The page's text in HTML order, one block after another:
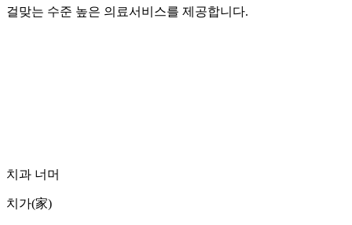
걸맞는 수준 높은 의료서비스를 제공합니다.
치과 너머
치가(家)